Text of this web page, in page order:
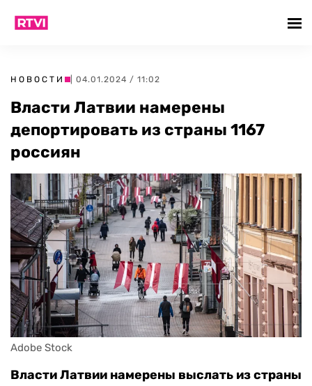
НОВОСТИ | 04.01.2024 / 11:02
Власти Латвии намерены
депортировать из страны 1167
россиян
Adobe Stock
Власти Латвии намерены выслать из страны